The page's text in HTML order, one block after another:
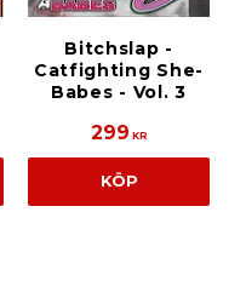
Bitchslap -
Catfighting She-
Babes - Vol. 3
299 KR
KÖP